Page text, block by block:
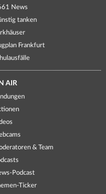
News
tanken
Frankfurt
AIR
& Team
Podcast
Ticker